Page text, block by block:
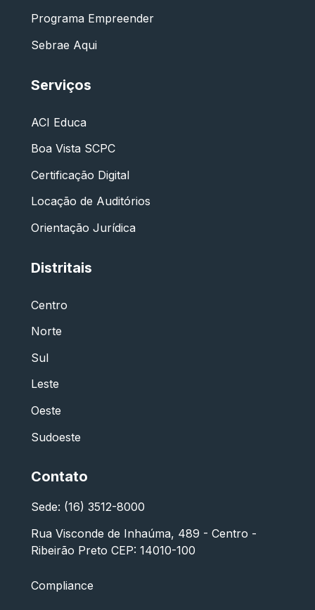
Programa Empreender
Sebrae Aqui
Serviços
ACI Educa
Boa Vista SCPC
Certificação Digital
Locação de Auditórios
Orientação Jurídica
Distritais
Centro
Norte
Sul
Leste
Oeste
Sudoeste
Contato
Sede: (16) 3512-8000
Rua Visconde de Inhaúma, 489 - Centro -
Ribeirão Preto CEP: 14010-100
Compliance